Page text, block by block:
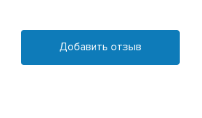
Добавить отзыв